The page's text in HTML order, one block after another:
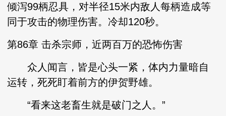
倾泻99柄忍具，对半径15米内敌人每柄造成等
同于攻击的物理伤害。冷却120秒。
第86章 击杀宗师，近两百万的恐怖伤害
众人闻言，皆是心头一紧，体内力量暗自
运转，死死盯着前方的伊贺野雄。
“看来这老畜生就是破门之人。”